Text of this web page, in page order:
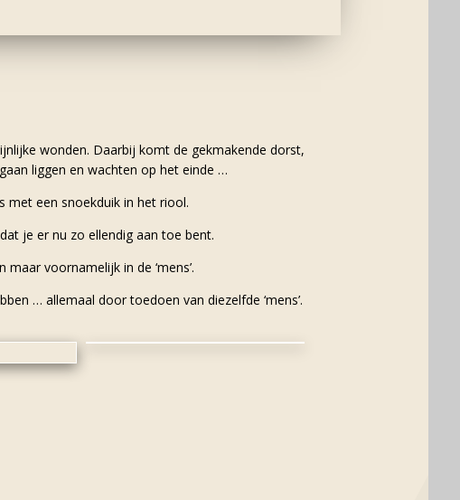
wonden. Daarbij komt de gekmakende dorst,
liggen en wachten op het einde …
met een snoekduik in het riool.
je er nu zo ellendig aan toe bent.
voornamelijk in de ‘mens’.
… allemaal door toedoen van diezelfde ‘mens’.